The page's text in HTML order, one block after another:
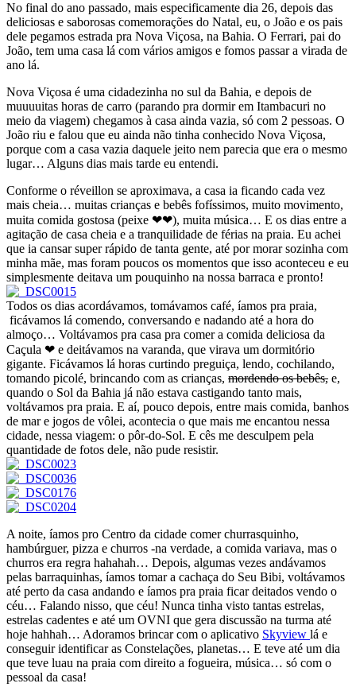
No final do ano passado, mais especificamente dia 26, depois das
deliciosas e saborosas comemorações do Natal, eu, o João e os pais
dele pegamos estrada pra Nova Viçosa, na Bahia. O Ferrari, pai do
João, tem uma casa lá com vários amigos e fomos passar a virada de
ano lá.
Nova Viçosa é uma cidadezinha no sul da Bahia, e depois de
muuuuitas horas de carro (parando pra dormir em Itambacuri no
meio da viagem) chegamos à casa ainda vazia, só com 2 pessoas. O
João riu e falou que eu ainda não tinha conhecido Nova Viçosa,
porque com a casa vazia daquele jeito nem parecia que era o mesmo
lugar… Alguns dias mais tarde eu entendi.
Conforme o réveillon se aproximava, a casa ia ficando cada vez
mais cheia… muitas crianças e bebês fofíssimos, muito movimento,
muita comida gostosa (peixe ❤❤), muita música… E os dias entre a
agitação de casa cheia e a tranquilidade de férias na praia. Eu achei
que ia cansar super rápido de tanta gente, até por morar sozinha com
minha mãe, mas foram poucos os momentos que isso aconteceu e eu
simplesmente deitava um pouquinho na nossa barraca e pronto!
Todos os dias acordávamos, tomávamos café, íamos pra praia,
ficávamos lá comendo, conversando e nadando até a hora do
almoço… Voltávamos pra casa pra comer a comida deliciosa da
Caçula ❤ e deitávamos na varanda, que virava um dormitório
gigante. Ficávamos lá horas curtindo preguiça, lendo, cochilando,
tomando picolé, brincando com as crianças, mordendo os bebês, e,
quando o Sol da Bahia já não estava castigando tanto mais,
voltávamos pra praia. E aí, pouco depois, entre mais comida, banhos
de mar e jogos de vôlei, acontecia o que mais me encantou nessa
cidade, nessa viagem: o pôr-do-Sol. E cês me desculpem pela
quantidade de fotos dele, não pude resistir.
A noite, íamos pro Centro da cidade comer churrasquinho,
hambúrguer, pizza e churros -na verdade, a comida variava, mas o
churros era regra hahahah… Depois, algumas vezes andávamos
pelas barraquinhas, íamos tomar a cachaça do Seu Bibi, voltávamos
até perto da casa andando e íamos pra praia ficar deitados vendo o
céu… Falando nisso, que céu! Nunca tinha visto tantas estrelas,
estrelas cadentes e até um OVNI que gera discussão na turma até
hoje hahhah… Adoramos brincar com o aplicativo Skyview lá e
conseguir identificar as Constelações, planetas… E teve até um dia
que teve luau na praia com direito a fogueira, música… só com o
pessoal da casa!